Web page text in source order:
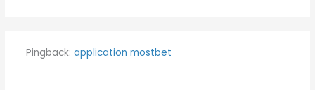
Pingback: application mostbet